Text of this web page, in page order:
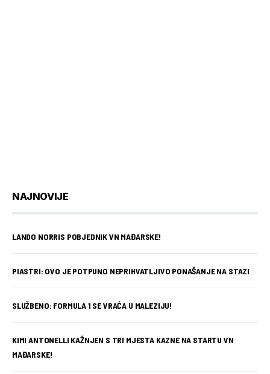
NAJNOVIJE
LANDO NORRIS POBJEDNIK VN MAĐARSKE!
PIASTRI: OVO JE POTPUNO NEPRIHVATLJIVO PONAŠANJE NA STAZI
SLUŽBENO: FORMULA 1 SE VRAĆA U MALEZIJU!
KIMI ANTONELLI KAŽNJEN S TRI MJESTA KAZNE NA STARTU VN
MAĐARSKE!